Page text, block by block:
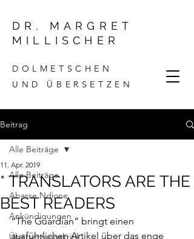
DR. MARGRET
MILLISCHER
DOLMETSCHEN
UND ÜBERSETZEN
Beitrag
Alle Beiträge
Abasse Ndione
Ankündigungen
Übersetzungskritik
Alle Beiträge
* TRANSLATORS ARE THE
BEST READERS
11. Apr. 2019
“The Guardian” bringt einen
ausführlichen Artikel über das enge